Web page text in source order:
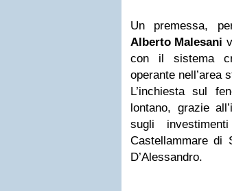
Un premessa,
Alberto Malesani
con il sistema
operante nell’area
L’inchiesta sul
lontano, grazie
sugli
Castellammare di
D’Alessandro.